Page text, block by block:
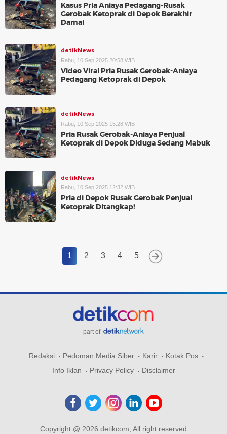
Kasus Pria Aniaya Pedagang-Rusak
Gerobak Ketoprak di Depok Berakhir
Damai
detikNews
Rabu, 10 Sep 2025 20:58 WIB
Video Viral Pria Rusak Gerobak-Aniaya
Pedagang Ketoprak di Depok
detikNews
Rabu, 10 Sep 2025 15:28 WIB
Pria Rusak Gerobak-Aniaya Penjual
Ketoprak di Depok Diduga Sedang Mabuk
detikNews
Rabu, 10 Sep 2025 12:32 WIB
Pria di Depok Rusak Gerobak Penjual
Ketoprak Ditangkap!
1 2 3 4 5
part of
Redaksi Pedoman Media Siber Karir
Kotak Pos
Info Iklan
Privacy Policy Disclaimer
Copyright @ 2026 detikcom, All right reserved